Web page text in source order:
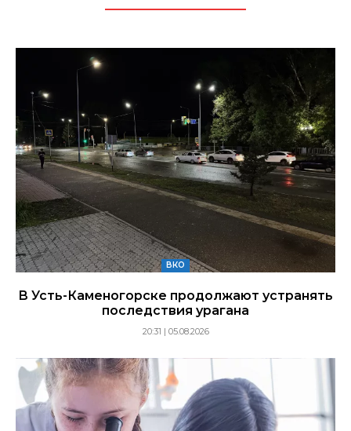
ВКО
В Усть-Каменогорске продолжают устранять
последствия урагана
20:31 | 05.08.2026